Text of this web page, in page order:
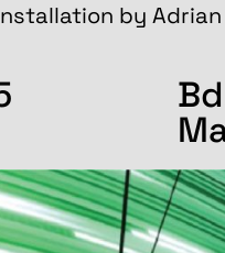
by Adrian